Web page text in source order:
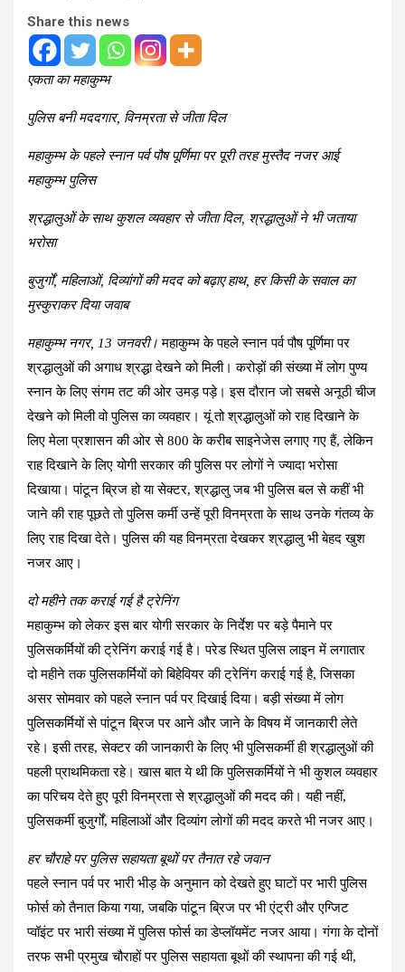
Share this news
एकता का महाकुम्भ
पुलिस बनी मददगार, विनम्रता से जीता दिल
महाकुम्भ के पहले स्नान पर्व पौष पूर्णिमा पर पूरी तरह मुस्तैद नजर आई
महाकुम्भ पुलिस
श्रद्धालुओं के साथ कुशल व्यवहार से जीता दिल, श्रद्धालुओं ने भी जताया
भरोसा
बुजुर्गों, महिलाओं, दिव्यांगों की मदद को बढ़ाए हाथ, हर किसी के सवाल का
मुस्कुराकर दिया जवाब
महाकुम्भ नगर, 13 जनवरी। महाकुम्भ के पहले स्नान पर्व पौष पूर्णिमा पर
श्रद्धालुओं की अगाध श्रद्धा देखने को मिली। करोड़ों की संख्या में लोग पुण्य
स्नान के लिए संगम तट की ओर उमड़ पड़े। इस दौरान जो सबसे अनूठी चीज
देखने को मिली वो पुलिस का व्यवहार। यूं तो श्रद्धालुओं को राह दिखाने के
लिए मेला प्रशासन की ओर से 800 के करीब साइनेजेस लगाए गए हैं, लेकिन
राह दिखाने के लिए योगी सरकार की पुलिस पर लोगों ने ज्यादा भरोसा
दिखाया। पांटून ब्रिज हो या सेक्टर, श्रद्धालु जब भी पुलिस बल से कहीं भी
जाने की राह पूछते तो पुलिस कर्मी उन्हें पूरी विनम्रता के साथ उनके गंतव्य के
लिए राह दिखा देते। पुलिस की यह विनम्रता देखकर श्रद्धालु भी बेहद खुश
नजर आए।
दो महीने तक कराई गई है ट्रेनिंग
महाकुम्भ को लेकर इस बार योगी सरकार के निर्देश पर बड़े पैमाने पर
पुलिसकर्मियों की ट्रेनिंग कराई गई है। परेड स्थित पुलिस लाइन में लगातार
दो महीने तक पुलिसकर्मियों को बिहेवियर की ट्रेनिंग कराई गई है, जिसका
असर सोमवार को पहले स्नान पर्व पर दिखाई दिया। बड़ी संख्या में लोग
पुलिसकर्मियों से पांटून ब्रिज पर आने और जाने के विषय में जानकारी लेते
रहे। इसी तरह, सेक्टर की जानकारी के लिए भी पुलिसकर्मी ही श्रद्धालुओं की
पहली प्राथमिकता रहे। खास बात ये थी कि पुलिसकर्मियों ने भी कुशल व्यवहार
का परिचय देते हुए पूरी विनम्रता से श्रद्धालुओं की मदद की। यही नहीं,
पुलिसकर्मी बुजुर्गों, महिलाओं और दिव्यांग लोगों की मदद करते भी नजर आए।
हर चौराहे पर पुलिस सहायता बूथों पर तैनात रहे जवान
पहले स्नान पर्व पर भारी भीड़ के अनुमान को देखते हुए घाटों पर भारी पुलिस
फोर्स को तैनात किया गया, जबकि पांटून ब्रिज पर भी एंट्री और एग्जिट
प्वॉइंट पर भारी संख्या में पुलिस फोर्स का डेप्लॉयमेंट नजर आया। गंगा के दोनों
तरफ सभी प्रमुख चौराहों पर पुलिस सहायता बूथों की स्थापना की गई थी,